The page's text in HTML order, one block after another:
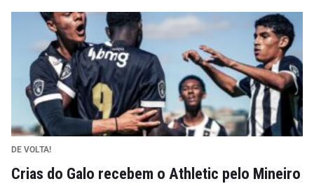
DE VOLTA!
Crias do Galo recebem o Athletic pelo Mineiro